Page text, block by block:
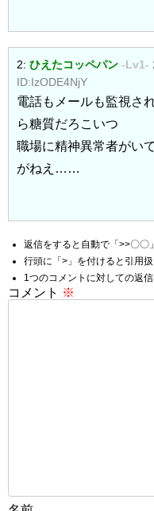
2: ひえたコッペパン -Lv1-
ID:IzODE4NjY
電話もメールも監視さ
ら糖質だろこいつ
職場に精神異常者がい
がねえ……
返信をすると自動で「>>〇〇
行頭に「>」を付けると引用扱
1つのコメントに対しての返
コメント ※